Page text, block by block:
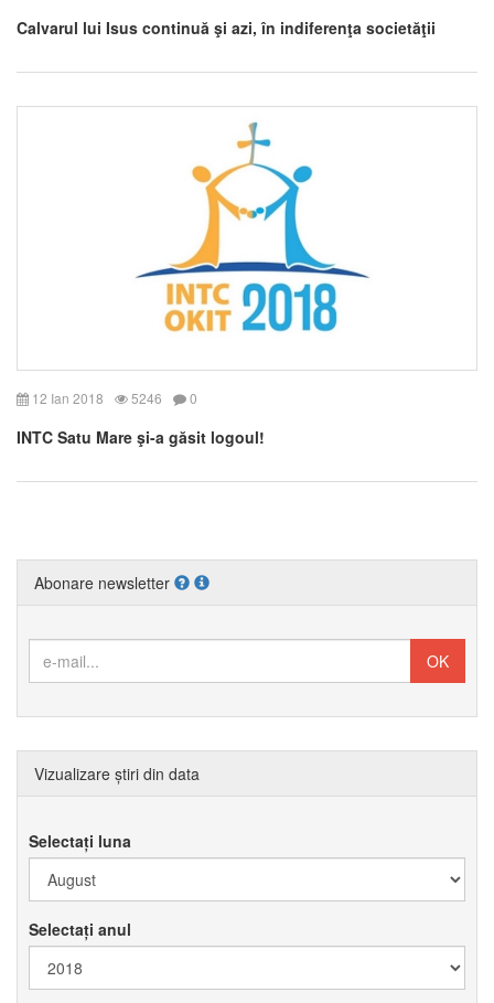
Calvarul lui Isus continuă şi azi, în indiferenţa societăţii
12 Ian 2018 5246 0
INTC Satu Mare şi-a găsit logoul!
Abonare newsletter
Vizualizare știri din data
Selectați luna
Selectați anul